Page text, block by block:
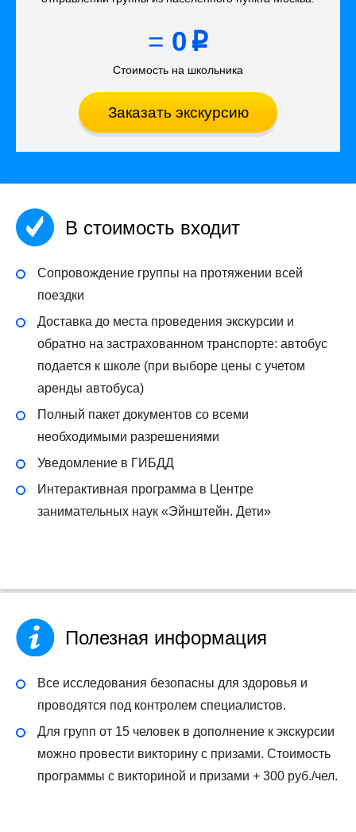
= 0 p
Стоимость на школьника
Заказать экскурсию
В стоимость входит
Сопровождение группы на протяжении всей
поездки
Доставка до места проведения экскурсии и
обратно на застрахованном транспорте: автобус
подается к школе (при выборе цены с учетом
аренды автобуса)
Полный пакет документов со всеми
необходимыми разрешениями
Уведомление в ГИБДД
Интерактивная программа в Центре
занимательных наук «Эйнштейн. Дети»
Полезная информация
Все исследования безопасны для здоровья и
проводятся под контролем специалистов.
Для групп от 15 человек в дополнение к экскурсии
можно провести викторину с призами. Стоимость
программы с викториной и призами + 300 руб./чел.